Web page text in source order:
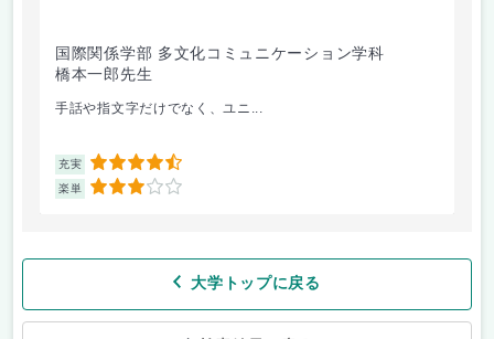
国際関係学部 多文化コミュニケーション学科
橋本一郎先生
手話や指文字だけでなく、ユニ...
充実 4.5
楽単 3
大学トップに戻る